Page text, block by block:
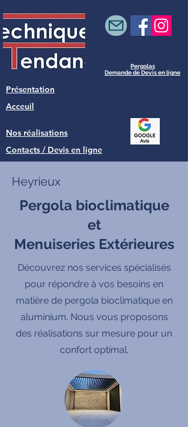
Demande de Devis en ligne
Pergolas
Présentation
Nos réalisations
Contacts / Devis en ligne
Acceuil
Heyrieux
Pergola bioclimatique
et
Menuiseries Extérieures
Découvrez nos services spécialisés
pour répondre à vos besoins en
matière de pergola bioclimatique en
aluminium. Nous vous proposons
des réalisations sur mesure pour un
confort optimal.